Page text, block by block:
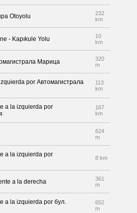
Otoyolu
232
km
- Kapıkule Yolu
10
km
Марица
320
m
por Автомагистрала
113
km
a la izquierda por
167
km
624
m
a la izquierda por
8 km
a la derecha
361
m
a la izquierda por бул.
652
m